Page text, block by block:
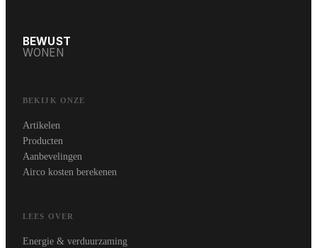
BEWUST
WONEN
BEKIJK ONZE
Artikelen
Producten
Aanbevelingen
Airco kosten berekenen
LEES OVER
Energie & verduurzaming